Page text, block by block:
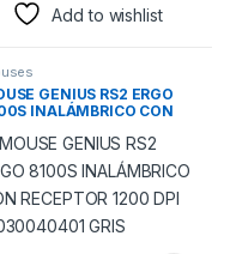
Add to wishlist
GENIUS RS2 ERGO
INALÁMBRICO CON
1200 DPI
GRIS